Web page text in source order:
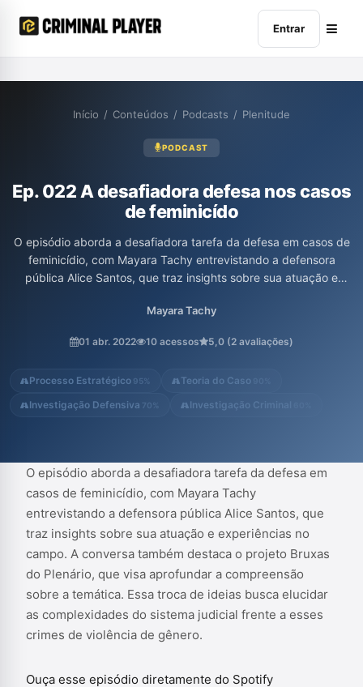
Entrar
Início / Conteúdos / Podcasts / Plenitude
PODCAST
Ep. 022 A desafiadora defesa nos casos
de feminicído
O episódio aborda a desafiadora tarefa da defesa em casos de
feminicídio, com Mayara Tachy entrevistando a defensora
pública Alice Santos, que traz insights sobre sua atuação e
Bruxas do Plenário, que visa aprofundar a compreensão sobre a
do sistema judicial frente a esses crimes de violência de gênero.
Mayara Tachy
01 abr. 2022 10 acessos 5,0 (2 avaliações)
Processo Estratégico 95% Teoria do Caso
Investigação Defensiva 70% Investigação Criminal
O episódio aborda a desafiadora tarefa da defesa em
casos de feminicídio, com Mayara Tachy
entrevistando a defensora pública Alice Santos, que
traz insights sobre sua atuação e experiências no
campo. A conversa também destaca o projeto Bruxas
do Plenário, que visa aprofundar a compreensão
sobre a temática. Essa troca de ideias busca elucidar
as complexidades do sistema judicial frente a esses
crimes de violência de gênero.
Ouça esse episódio diretamente do Spotify